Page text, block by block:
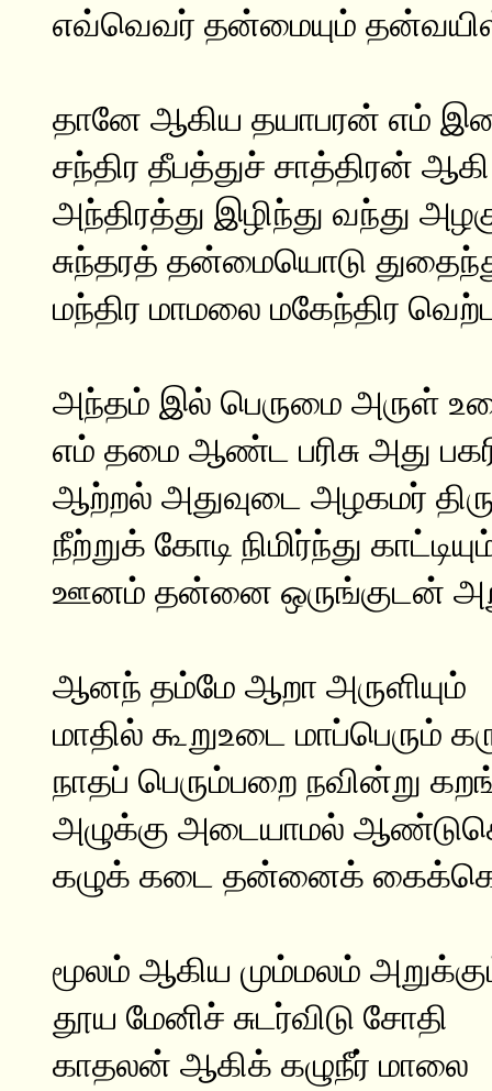
எவ்வெவர் தன்மையும் தன்வயிள்
தானே ஆகிய தயாபரன் எம்
சந்திர தீபத்துச் சாத்திரன் ஆகி
அந்திரத்து இழிந்து வந்து
சுந்தரத் தன்மையொடு
மந்திர மாமலை மகேந்திர
அந்தம் இல் பெருமை அருள்
எம் தமை ஆண்ட பரிசு அது
ஆற்றல் அதுவுடை அழகமர் திரு
நீற்றுக் கோடி நிமிர்ந்து
ஊனம் தன்னை ஒருங்குடன்
ஆனந் தம்மே ஆறா அருளியும்
மாதில் கூறுஉடை மாப்பெரும்
நாதப் பெரும்பறை நவின்று
அழுக்கு அடையாமல்
கழுக் கடை தன்னைக்
மூலம் ஆகிய மும்மலம்
தூய மேனிச் சுடர்விடு சோதி
காதலன் ஆகிக் கழுநீர் மாலை